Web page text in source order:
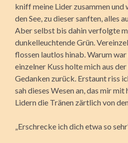
kniff meine Lider zusammen und
den See, zu dieser sanften, alles
Aber selbst bis dahin verfolgte
dunkelleuchtende Grün.
flossen lautlos hinab. Warum war
einzelner Kuss holte mich aus
Gedanken zurück. Erstaunt riss
sah dieses Wesen an, das mir mit
Lidern die Tränen zärtlich von
„Erschrecke ich dich etwa so